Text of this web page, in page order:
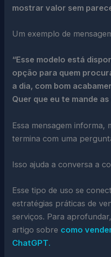
mostrar valor sem
Um exemplo de
“Esse modelo está
opção para quem
a dia, com bom
Quer que eu te mande
Essa mensagem informa,
termina com uma
Isso ajuda a conversa a
Esse tipo de uso se
estratégias práticas de
serviços. Para
artigo sobre como
ChatGPT.